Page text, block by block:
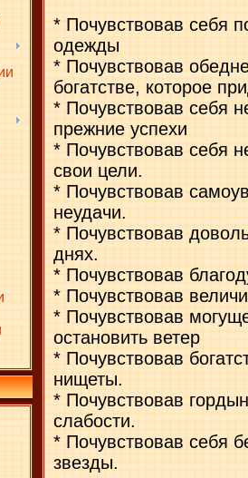
* Почувствовав себя
одежды
* Почувствовав
богатстве, которое
* Почувствовав себя
прежние успехи
* Почувствовав себя
свои цели.
* Почувствовав
неудачи.
* Почувствовав
днях.
* Почувствовав
* Почувствовав
* Почувствовав
остановить ветер
* Почувствовав
нищеты.
* Почувствовав
слабости.
* Почувствовав себя
звезды.